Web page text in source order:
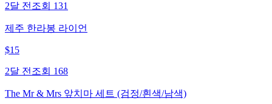
2달 전 조회 131
제주 한라봉 라이언
$15
2달 전 조회 168
The Mr & Mrs 앞치마 세트 (검정/흰색/남색)